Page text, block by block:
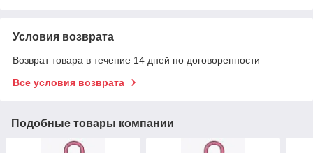
Условия возврата
Возврат товара в течение 14 дней по договоренности
Все условия возврата
Подобные товары компании